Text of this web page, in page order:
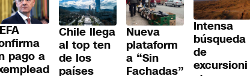
pago a
Chile llega
al top ten
de los
países
Nueva
plataform
a “Sin
Fachadas”
Intensa
búsqueda
de
excursioni